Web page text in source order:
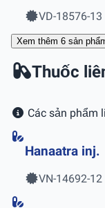
VD-18576-13
Xem thêm 6 sản
Thuốc
Các sản phẩm
Hanaatra inj.
VN-14692-12